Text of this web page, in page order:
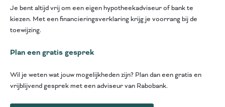
Je bent altijd vrij om een eigen hypotheekadviseur of bank te
kiezen. Met een financieringsverklaring krijg je voorrang bij de
toewijzing.
Plan een gratis gesprek
Wil je weten wat jouw mogelijkheden zijn? Plan dan een gratis en
vrijblijvend gesprek met een adviseur van Rabobank.